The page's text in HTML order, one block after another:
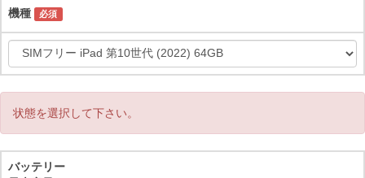
機種 必須
状態を選択して下さい。
バッテリー